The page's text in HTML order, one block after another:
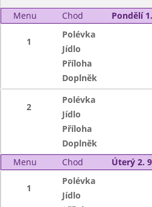
Menu Chod Pondělí
1
Polévka
Jídlo
Příloha
Doplněk
2
Polévka
Jídlo
Příloha
Doplněk
Menu
Chod Úterý 2.
1
Polévka
Jídlo